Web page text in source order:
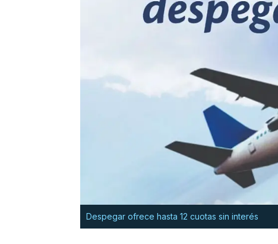
Despegar ofrece hasta 12 cuotas sin interés